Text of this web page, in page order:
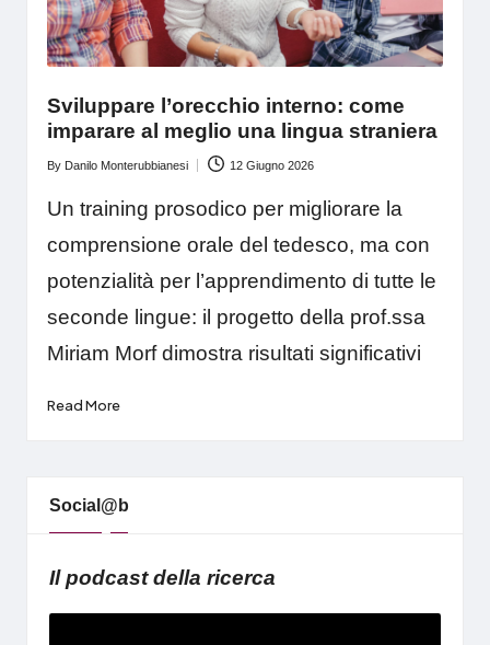
Sviluppare l’orecchio interno: come
imparare al meglio una lingua straniera
Posted
By Danilo Monterubbianesi 12 Giugno 2026
Un training prosodico per migliorare la
comprensione orale del tedesco, ma con
potenzialità per l’apprendimento di tutte le
seconde lingue: il progetto della prof.ssa
Miriam Morf dimostra risultati significativi
Read More
Social@b
Il podcast della ricerca